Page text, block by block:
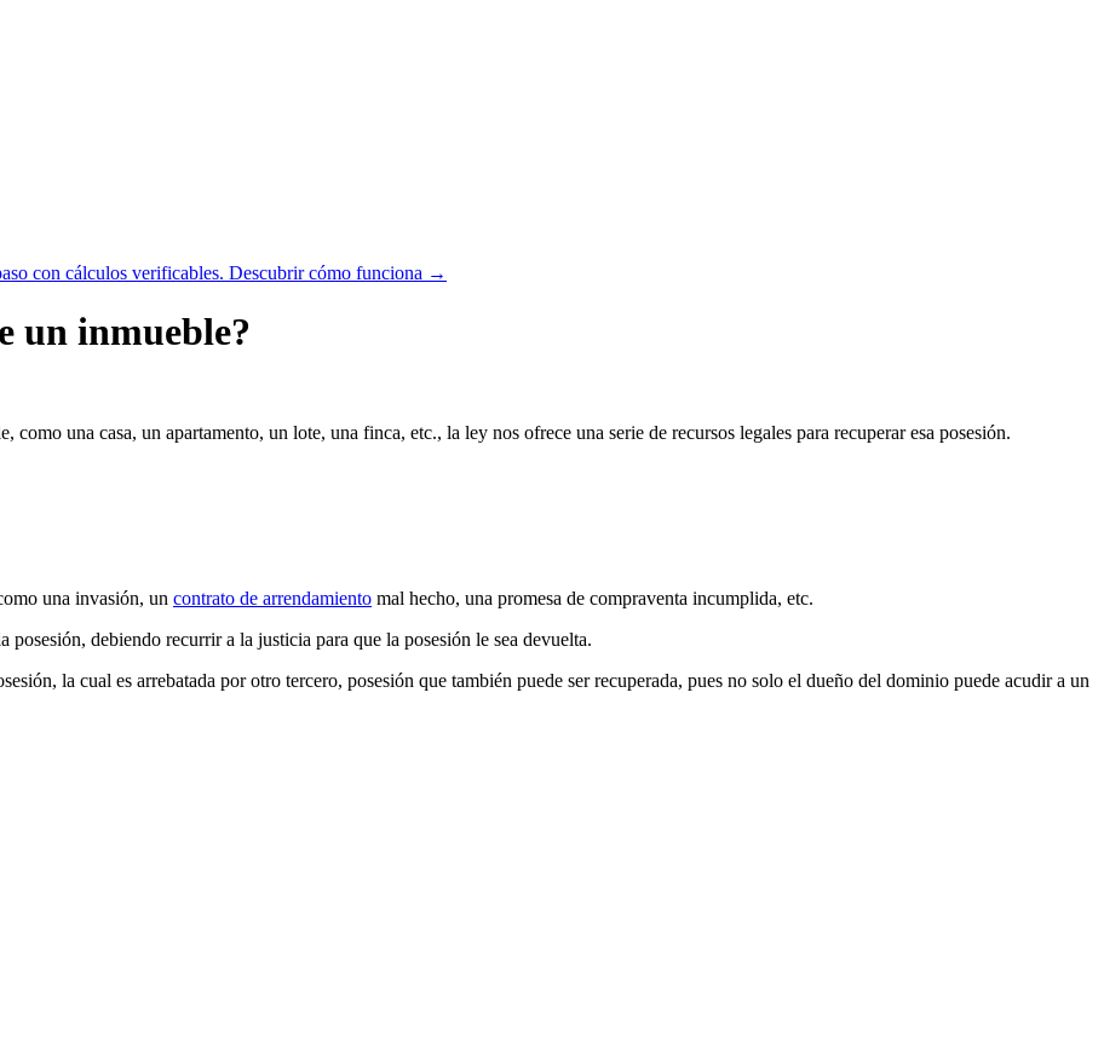
con cálculos verificables. Descubrir cómo funciona →
un inmueble?
una casa, un apartamento, un lote, una finca, etc., la ley nos ofrece una serie de recursos legales para recuperar esa posesión.
una invasión, un contrato de arrendamiento mal hecho, una promesa de compraventa incumplida, etc.
debiendo recurrir a la justicia para que la posesión le sea devuelta.
la cual es arrebatada por otro tercero, posesión que también puede ser recuperada, pues no solo el dueño del dominio puede acudir a un